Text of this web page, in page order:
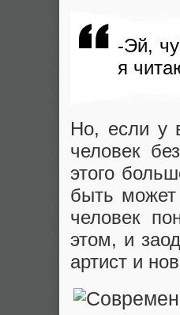
-Эй,
я
Но, если у
человек
этого
быть
человек
этом, и
артист и